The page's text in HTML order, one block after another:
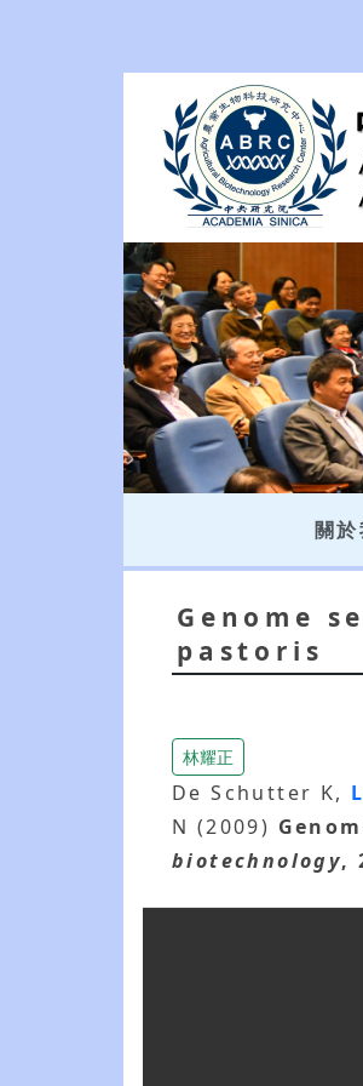
關於
Genome
pastoris
林耀正
De Schutter K,
N (2009)
biotechnology,